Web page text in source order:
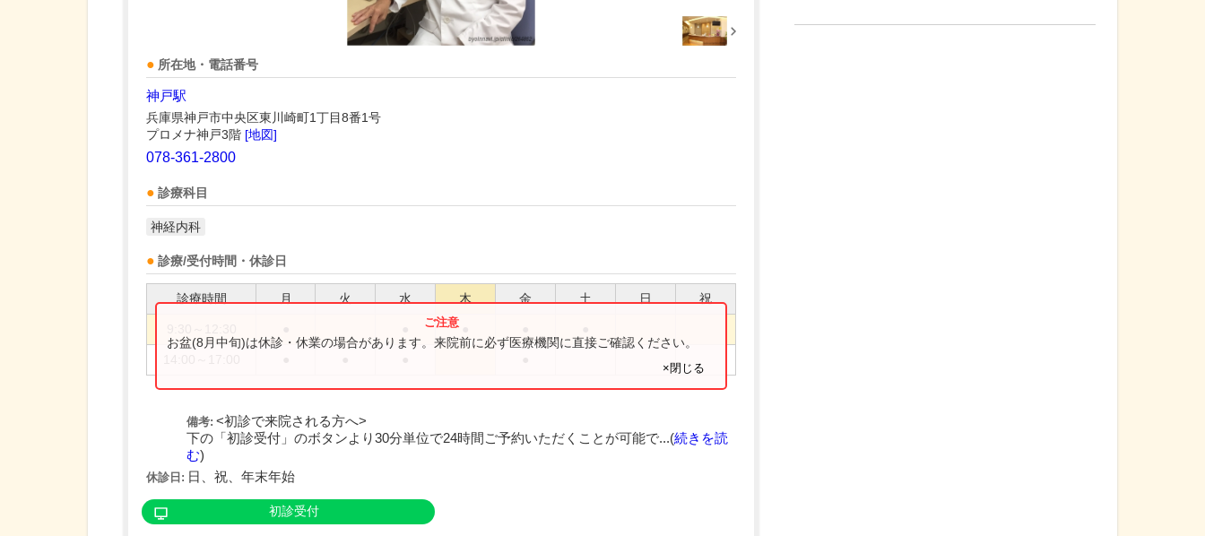
所在地・電話番号
神戸駅
兵庫県神戸市中央区東川崎町1丁目8番1号
プロメナ神戸3階 [地図]
078-361-2800
診療科目
神経内科
診療/受付時間・休診日
診療時間 月 火 水 木 金 土 日 祝
お盆(8月中旬)は休診・休業の場合があります。来院前に必ず医療機関に直接ご確認ください。
×閉じる
備考: <初診で来院される方へ>
下の「初診受付」のボタンより30分単位で24時間ご予約いただくことが可能で...(続きを読
む)
休診日: 日、祝、年末年始
初診受付